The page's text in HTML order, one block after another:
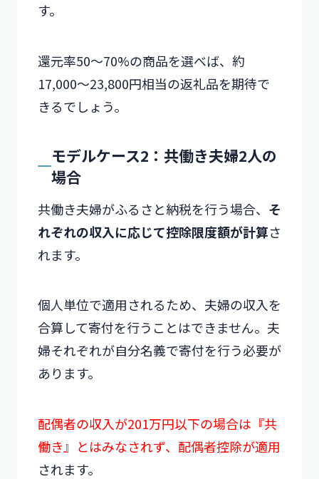
す。
還元率50〜70%の商品を選べば、約
17,000〜23,800円相当の返礼品を期待で
きるでしょう。
モデルケース2：共働き夫婦2人の
場合
共働き夫婦がふるさと納税を行う場合、 そ
れぞれの収入に応じて控除限度額が計算さ
れます。
個人単位で適用されるため、夫婦の収入を
合算して寄付を行うことはできません。夫
婦それぞれが自分名義で寄付を行う必要が
あります。
配偶者の収入が201万円以下の場合は『共
働き』とはみなされず、配偶者控除が適用
されます。